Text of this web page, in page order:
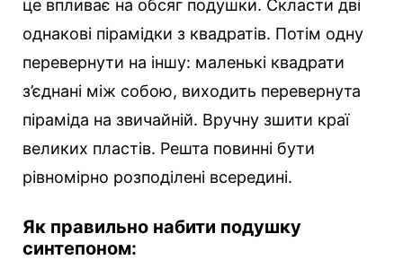
це впливає на обсяг подушки. Скласти дві
однакові пірамідки з квадратів. Потім одну
перевернути на іншу: маленькі квадрати
з’єднані між собою, виходить перевернута
піраміда на звичайній. Вручну зшити краї
великих пластів. Решта повинні бути
рівномірно розподілені всередині.
Як правильно набити подушку
синтепоном: